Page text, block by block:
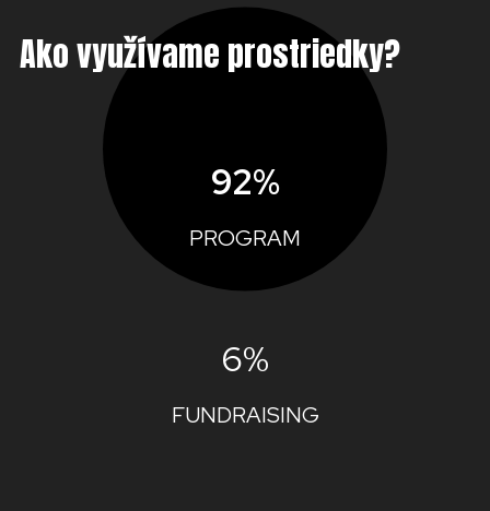
Ako využívame prostriedky?
92%
PROGRAM
6%
FUNDRAISING